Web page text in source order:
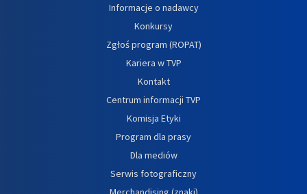
Informacje o nadawcy
Konkursy
Zgłoś program (ROPAT)
Kariera w TVP
Kontakt
Centrum informacji TVP
Komisja Etyki
Program dla prasy
Dla mediów
Serwis fotograficzny